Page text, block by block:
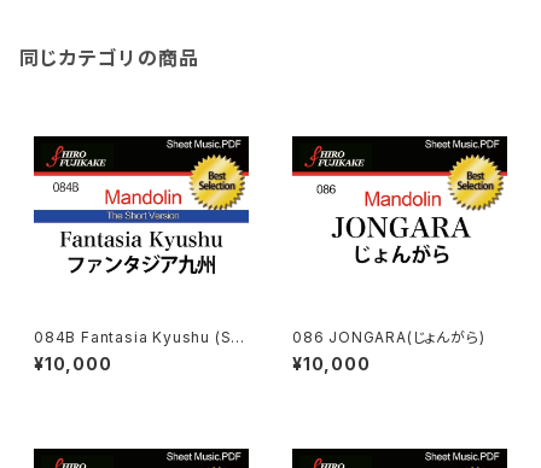
同じカテゴリの商品
084B Fantasia Kyushu (Sh
ot Ver.) (ファンタジア九州(コン
クール用))
¥10,000
086 JONGARA(じょんがら)
¥10,000